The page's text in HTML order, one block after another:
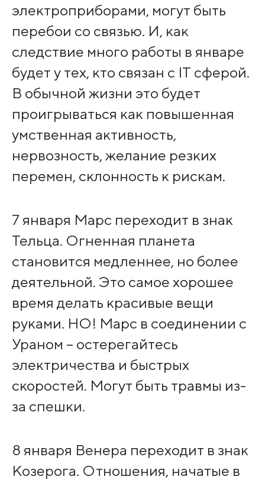
электроприборами, могут быть
перебои со связью. И, как
следствие много работы в январе
будет у тех, кто связан с IT сферой.
В обычной жизни это будет
проигрываться как повышенная
умственная активность,
нервозность, желание резких
перемен, склонность к рискам.
7 января Марс переходит в знак
Тельца. Огненная планета
становится медленнее, но более
деятельной. Это самое хорошее
время делать красивые вещи
руками. НО! Марс в соединении с
Ураном – остерегайтесь
электричества и быстрых
скоростей. Могут быть травмы из-
за спешки.
8 января Венера переходит в знак
Козерога. Отношения, начатые в